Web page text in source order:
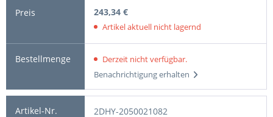
243,34 €
Artikel aktuell nicht lagernd
Derzeit nicht verfügbar.
Benachrichtigung erhalten
2DHY-2050021082